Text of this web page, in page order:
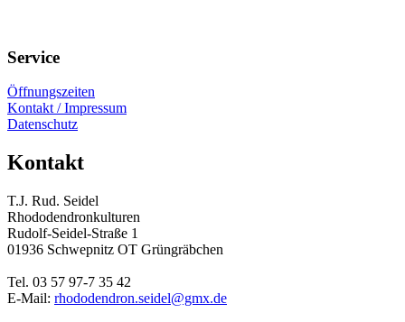
Service
Öffnungszeiten
Kontakt / Impressum
Datenschutz
Kontakt
T.J. Rud. Seidel
Rhododendronkulturen
Rudolf-Seidel-Straße 1
01936 Schwepnitz OT Grüngräbchen
Tel. 03 57 97-7 35 42
E-Mail: rhododendron.seidel@gmx.de